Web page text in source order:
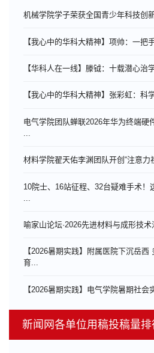
机械学院学子荣获全国青少年科技创
【我心中的华科大精神】项帅：一把
【华科人在一线】滕钺：十载潜心治
【我心中的华科大精神】张彩虹：科
电气学院团队蝉联2026年华为终端硬
材料学院翟天佑李渊团队开创“注意力
10院士、16站征程、32台疑难手术！
喻家山论坛·2026先进材料与成形技
【2026暑期实践】附属医院下沉岳
育...
【2026暑期实践】电气学院暑期社
新闻网各单位用稿投稿量排